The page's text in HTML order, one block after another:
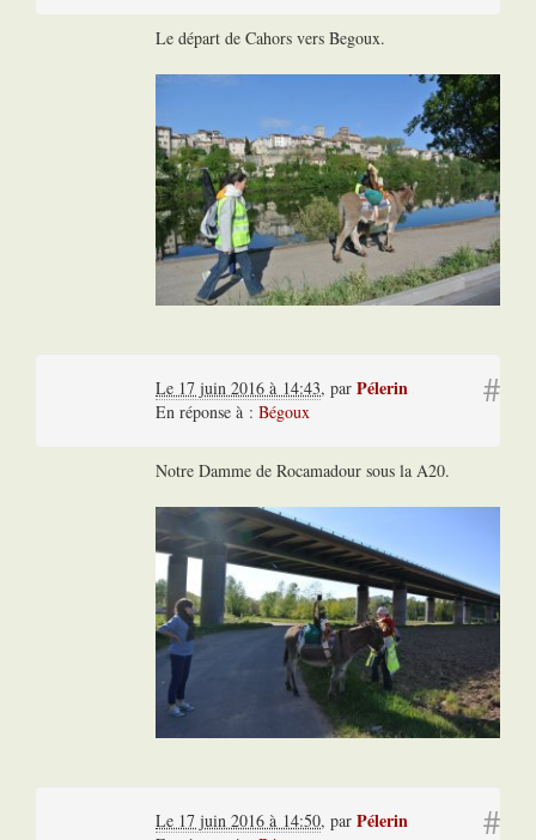
Le départ de Cahors vers Begoux.
#
Le 17 juin 2016 à 14:43, par Pélerin
En réponse à : Bégoux
Notre Damme de Rocamadour sous la A20.
#
Le 17 juin 2016 à 14:50, par Pélerin